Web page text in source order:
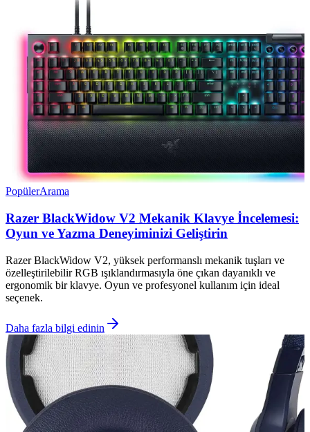
PopülerArama
Razer BlackWidow V2 Mekanik Klavye İncelemesi:
Oyun ve Yazma Deneyiminizi Geliştirin
Razer BlackWidow V2, yüksek performanslı mekanik tuşları ve
özelleştirilebilir RGB ışıklandırmasıyla öne çıkan dayanıklı ve
ergonomik bir klavye. Oyun ve profesyonel kullanım için ideal
seçenek.
Daha fazla bilgi edinin